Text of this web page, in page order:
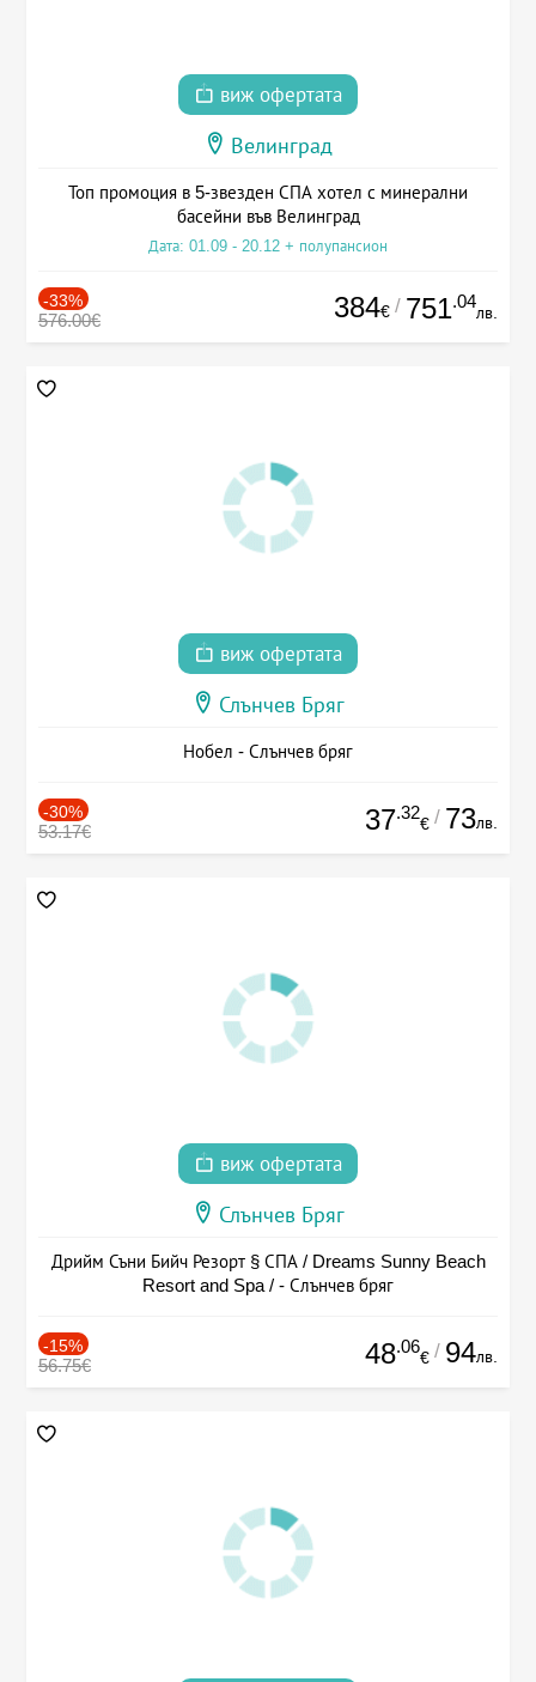
виж офертата
Велинград
Топ промоция в 5-звезден СПА хотел с минерални
басейни във Велинград
Дата: 01.09 - 20.12 + полупансион
-33%
576.00€ 384€ / 751.04
лв.
виж офертата
Слънчев Бряг
Нобел - Слънчев бряг
-30%
53.17€ 37.32
€ / 73лв.
виж офертата
Слънчев Бряг
Дрийм Съни Бийч Резорт § СПА / Dreams Sunny Beach
Resort and Spa / - Слънчев бряг
-15%
56.75€ 48.06
€ / 94лв.